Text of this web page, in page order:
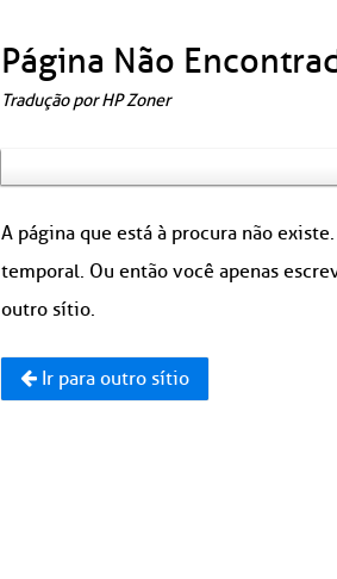
Página Não
Tradução por HP Zoner
A página que está à procura não
temporal. Ou então você apenas
outro sítio.
Ir para outro sítio